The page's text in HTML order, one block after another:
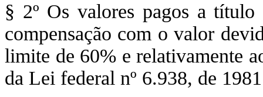
§ 2º Os valores pagos a
compensação com o valor
limite de 60% e relativamente
da Lei federal nº 6.938, de